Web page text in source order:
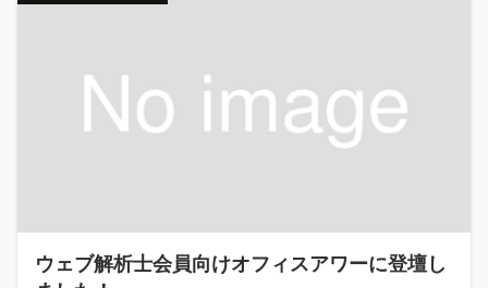
ウェブ解析士会員向けオフィスアワーに登壇し